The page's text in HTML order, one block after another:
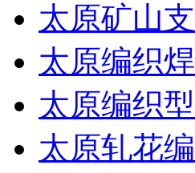
太原矿山
太原编织
太原编织
太原轧花